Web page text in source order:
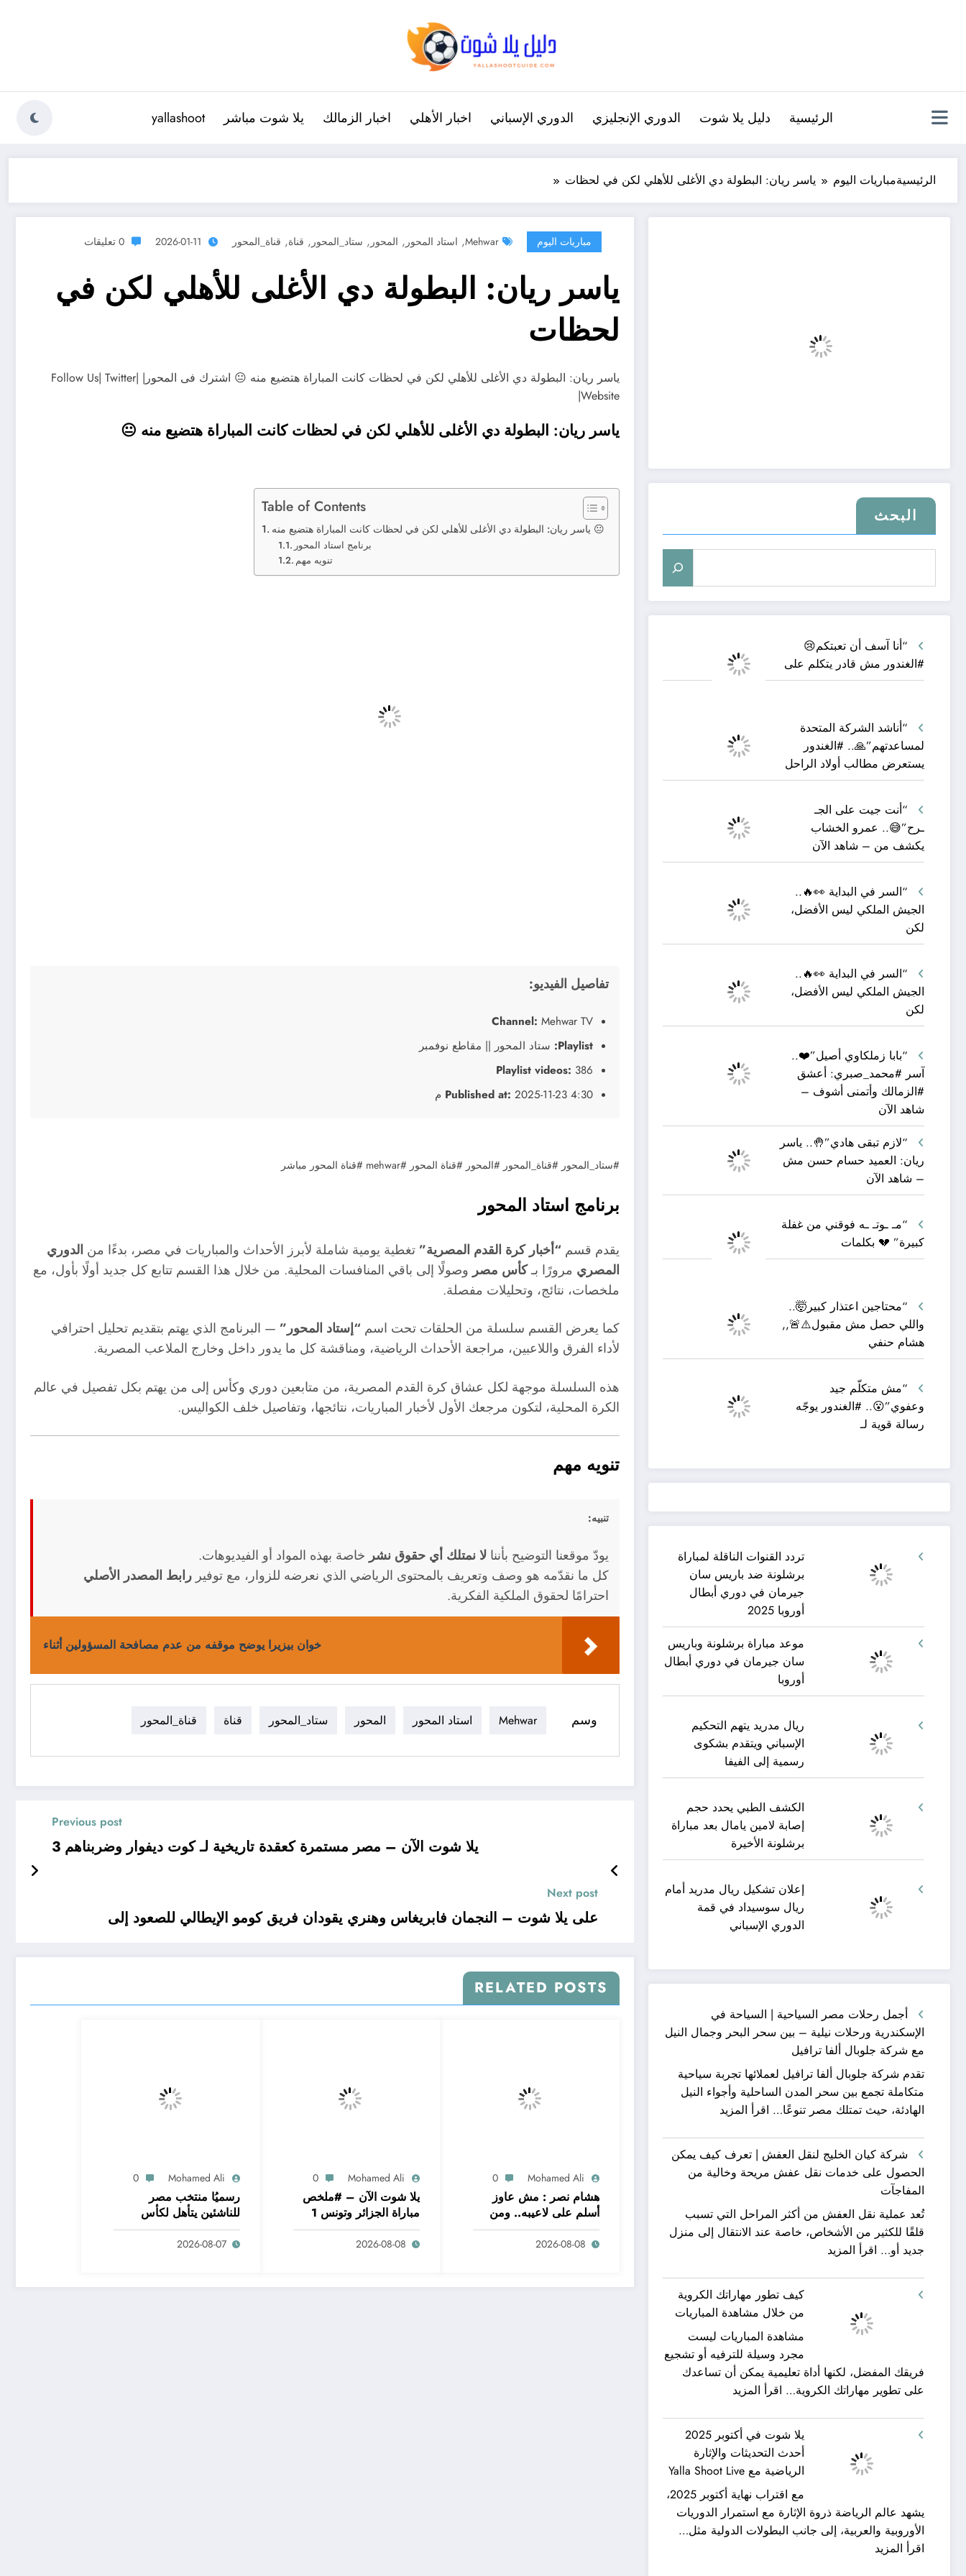
الرئيسية دليل يلا شوت الدوري الإنجليزي الدوري الإسباني اخبار الأهلي اخبار الزمالك يلا شوت مباشر yallashoot
الرئيسيةمباريات اليوم ياسر ريان: البطولة دي الأغلى للأهلي لكن في لحظات
البحث
“أنا آسف أن تعبتكم😢
#الغندور مش قادر يتكلم على
“أناشد الشركة المتحدة
لمساعدتهم”🙏.. #الغندور
يستعرض مطالب أولاد الراحل
“أنت جيت على الجـ
ـرح”😅.. عمرو الخشاب
يكشف من – شاهد الآن
“السر في البداية 👀🔥..
الجيش الملكي ليس الأفضل،
لكن
“السر في البداية 👀🔥..
الجيش الملكي ليس الأفضل،
لكن
“بابا زملكاوي أصيل”❤️..
آسر #محمد_صبري: أعشق
#الزمالك وأتمنى أشوف –
شاهد الآن
“لازم تبقى هادي”🤚.. ياسر
ريان: العميد حسام حسن مش
– شاهد الآن
“مـ ـوتـ ـه فوقني من غفلة
كبيرة” 💔 بكلمات
“محتاجين اعتذار كبير🤯..
واللي حصل مش مقبول⚠️🚨,,
هشام حنفي
“مش متكلّم جيد
وعفوي”😮.. #الغندور يوجّه
رسالة قوية لـ
تردد القنوات الناقلة لمباراة
برشلونة ضد باريس سان
جيرمان في دوري أبطال
أوروبا 2025
موعد مباراة برشلونة وباريس
سان جيرمان في دوري أبطال
أوروبا
ريال مدريد يتهم التحكيم
الإسباني ويتقدم بشكوى
رسمية إلى الفيفا
الكشف الطبي يحدد حجم
إصابة لامين يامال بعد مباراة
برشلونة الأخيرة
إعلان تشكيل ريال مدريد أمام
ريال سوسيداد في قمة
الدوري الإسباني
أجمل رحلات مصر السياحية | السياحة في
الإسكندرية ورحلات نيلية – بين سحر البحر وجمال النيل
مع شركة جلوبال ألفا ترافيل
تقدم شركة جلوبال ألفا ترافيل لعملائها تجربة سياحية
متكاملة تجمع بين سحر المدن الساحلية وأجواء النيل
الهادئة، حيث تمتلك مصر تنوعًا… اقرأ المزيد
مصر
السياحية
السياحة
في
نيلية
–
سحر
البحر
وجمال
مع
شركة
جلوبال
ألفا
ترافيل
شركة كيان الخليج لنقل العفش | تعرف كيف يمكن
الحصول على خدمات نقل عفش مريحة وخالية من
المفاجآت
تُعد عملية نقل العفش من أكثر المراحل التي تسبب
قلقًا للكثير من الأشخاص، خاصة عند الانتقال إلى منزل
جديد أو… اقرأ المزيد
الخليج
العفش
تعرف
كيف
الحصول
خدمات
عفش
مريحة
وخالية
كيف تطور مهاراتك الكروية
من خلال مشاهدة المباريات
مشاهدة المباريات ليست
مجرد وسيلة للترفيه أو تشجيع
فريقك المفضل، لكنها أداة تعليمية يمكن أن تساعدك
على تطوير مهاراتك الكروية… اقرأ المزيد
مهاراتك
الكروية
من
خلال
مشاهدة
المباريات
يلا شوت في أكتوبر 2025
أحدث التحديثات والإثارة
الرياضية مع Yalla Shoot Live
مع اقتراب نهاية أكتوبر 2025،
يشهد عالم الرياضة ذروة الإثارة مع استمرار الدوريات
الأوروبية والعربية، إلى جانب البطولات الدولية مثل…
اقرأ المزيد
مباريات اليوم Mehwar
, استاد المحور , المحور , ستاد_المحور , قناة, قناة_المحور 2026-01-11 0 تعليقات
ياسر ريان: البطولة دي الأغلى للأهلي لكن في
لحظات
ياسر ريان: البطولة دي الأغلى للأهلي لكن في لحظات كانت المباراة هتضيع منه 😐 اشترك فى المحور| Follow Us| Twitter|
Website|
ياسر ريان: البطولة دي الأغلى للأهلي لكن في لحظات كانت المباراة هتضيع منه 😐
Table of Contents
ياسر ريان: البطولة دي الأغلى للأهلي لكن في لحظات كانت المباراة هتضيع منه 😐
برنامج استاد المحور
تنويه مهم
تفاصيل الفيديو:
Channel: Mehwar TV
Playlist: ستاد المحور || مقاطع نوفمبر
Playlist videos: 386
Published at: 2025-11-23 4:30 م
#ستاد_المحور #قناة_المحور #المحور #قناة المحور #mehwar #قناة المحور مباشر
برنامج استاد المحور
يقدم قسم “أخبار كرة القدم المصرية” تغطية يومية شاملة لأبرز الأحداث والمباريات في مصر، بدءًا من الدوري
المصري مرورًا بـكأس مصر وصولًا إلى باقي المنافسات المحلية. من خلال هذا القسم تتابع كل جديد أولًا بأول، مع
ملخصات، نتائج، وتحليلات مفصلة.
كما يعرض القسم سلسلة من الحلقات تحت اسم “إستاد المحور” — البرنامج الذي يهتم بتقديم تحليل احترافي
لأداء الفرق واللاعبين، مراجعة الأحداث الرياضية، ومناقشة كل ما يدور داخل وخارج الملاعب المصرية.
هذه السلسلة موجهة لكل عشاق كرة القدم المصرية، من متابعين دوري وكأس إلى من يهتم بكل تفصيل في عالم
الكرة المحلية، لتكون مرجعك الأول لأخبار المباريات، نتائجها، وتفاصيل خلف الكواليس.
تنويه مهم
تنبيه:
يودّ موقعنا التوضيح بأننالا نمتلك أي حقوق نشر خاصة بهذه المواد أو الفيديوهات.
كل ما نقدّمه هو وصف وتعريف بالمحتوى الرياضي الذي نعرضه للزوار، مع توفيررابط المصدر الأصلي
احترامًا لحقوق الملكية الفكرية.
خوان بيزيرا يوضح موقفه من عدم مصافحة المسؤولين أثناء
وسم Mehwar استاد المحور المحور ستاد_المحور قناة قناة_المحور
Previous post
يلا شوت الآن – مصر مستمرة كعقدة تاريخية لـ كوت ديفوار وضربناهم 3
Next post
على يلا شوت – النجمان فابريغاس وهنري يقودان فريق كومو الإيطالي للصعود إلى
RELATED POSTS
Mohamed Ali
0
هشام نصر : مش عاوز
أسلم على لاعيبه.. ومن
2026-08-08
Mohamed Ali
0
يلا شوت الآن – #ملخص
مباراة الجزائر وتونس 1
2026-08-08
Mohamed Ali
0
رسميُا منتخب مصر
للناشئين يتأهل لكأس
العالم .. وإصابة
2026-08-07